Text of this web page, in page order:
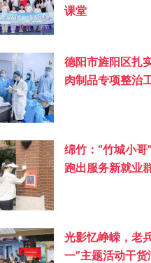
课堂
德阳市旌阳区扎
肉制品专项整治
绵竹：“竹城小
跑出服务新就业
光影忆峥嵘，老
一”主题活动干货